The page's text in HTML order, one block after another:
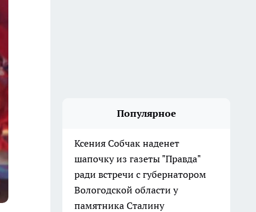
Популярное
Ксения Собчак наденет
шапочку из газеты "Правда"
ради встречи с губернатором
Вологодской области у
памятника Сталину